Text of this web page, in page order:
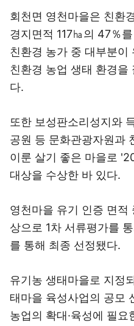
회천면 영천마을은 친환
경지면적 117㏊의 47％
친환경 농가 중 대부분이
친환경 농업 생태 환경을
다.
또한 보성판소리성지와
공원 등 문화관광자원과
이룬 살기 좋은 마을로
대상을 수상한 바 있다.
영천마을 유기 인증 면적
상으로 1차 서류평가를
를 통해 최종 선정됐다.
유기농 생태마을로 지정
태마을 육성사업의 공모
농업의 확대·육성에 필요